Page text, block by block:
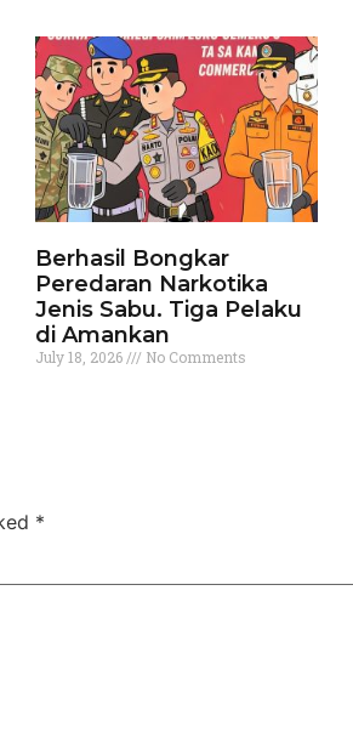
Berhasil Bongkar
Peredaran Narkotika
Jenis Sabu. Tiga Pelaku
di Amankan
July 18, 2026 No Comments
*